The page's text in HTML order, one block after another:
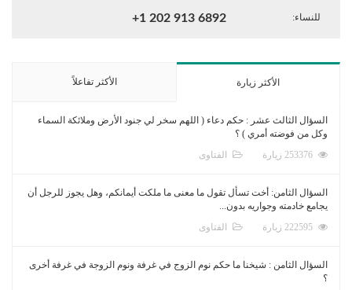
للنساء: +1 202 913 6892
الأكثر زيارة الأكثر تفاعلاً
السؤال الثالث عشر : حكم دعاء ( اللهم سخر لي جنود الأرض وملائكة السماء
وكل من فوضته أمري ) ؟
الفتاوى
السؤال الثامن: أخت تسأل تقول ما معنى ما ملكت أيمانكم، وهل يجوز للرجل أن
يجامع خادمته وجواريه بدون...
الفتاوى
السؤال الثامن : شيخنا ما حكم نوم الزوج في غرفة ونوم الزوجة في غرفة أخرى
؟